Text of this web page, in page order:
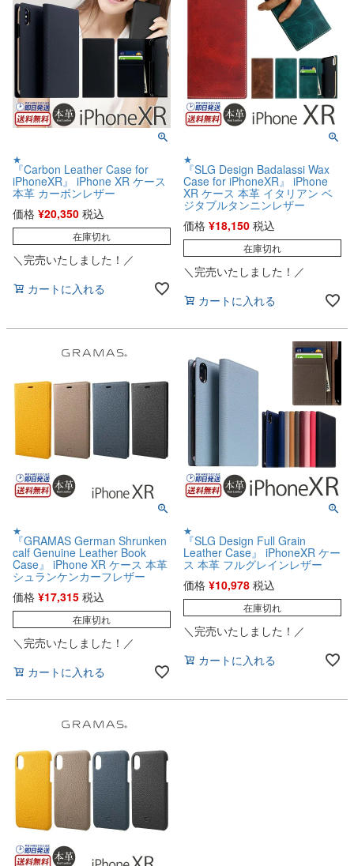
★
『Carbon Leather Case for
iPhoneXR』 iPhone XR ケース
本革 カーボンレザー
価格 ¥20,350 税込
在庫切れ
＼完売いたしました！／
カートに入れる
★
『SLG Design Badalassi Wax
Case for iPhoneXR』 iPhone
XR ケース 本革 イタリアン ベ
ジタブルタンニンレザー
価格 ¥18,150 税込
在庫切れ
＼完売いたしました！／
カートに入れる
★
『GRAMAS German Shrunken
calf Genuine Leather Book
Case』 iPhone XR ケース 本革
シュランケンカーフレザー
価格 ¥17,315 税込
在庫切れ
＼完売いたしました！／
カートに入れる
★
『SLG Design Full Grain
Leather Case』 iPhoneXR ケー
ス 本革 フルグレインレザー
価格 ¥10,978 税込
在庫切れ
＼完売いたしました！／
カートに入れる